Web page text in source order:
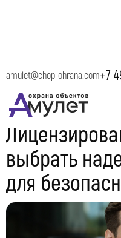
amulet@chop-ohrana.com+7
18 июня 2025
выбрать
для